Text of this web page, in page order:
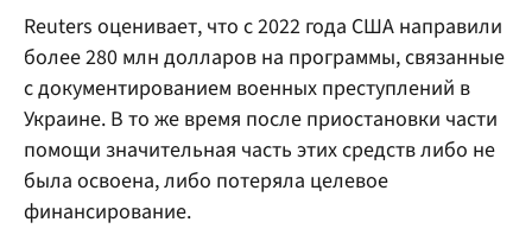
Reuters оценивает, что с 2022 года США направили
более 280 млн долларов на программы, связанные
с документированием военных преступлений в
Украине. В то же время после приостановки части
помощи значительная часть этих средств либо не
была освоена, либо потеряла целевое
финансирование.